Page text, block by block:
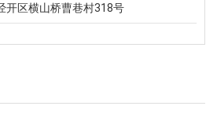
开区横山桥曹巷村318号